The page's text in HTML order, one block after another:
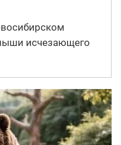
исчезающего